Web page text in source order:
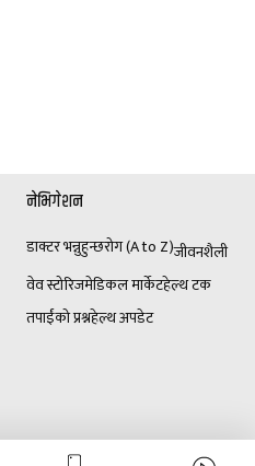
नेभिगेशन
डाक्टर भन्नुहुन्छरोग (A to Z)जीवनशैली
वेव स्टोरिजमेडिकल मार्केटहेल्थ टक
तपाईंको प्रश्नहेल्थ अपडेट
विज्ञापनका लागि